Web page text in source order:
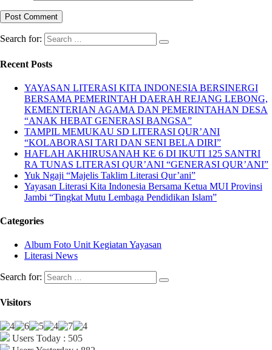
Search for:
Recent Posts
YAYASAN LITERASI KITA INDONESIA BERSINERGI
BERSAMA PEMERINTAH DAERAH REJANG LEBONG,
KEMENTERIAN AGAMA DAN PEMERINTAHAN DESA
“ANAK HEBAT GENERASI BANGSA”
TAMPIL MEMUKAU SD LITERASI QUR’ANI
“KOLABORASI TARI DAN SENI BELA DIRI”
HAFLAH AKHIRUSANAH KE 6 DI IKUTI 125 SANTRI
RA TUNAS LITERASI QUR’ANI “GENERASI QUR’ANI”
Yuk Ngaji “Majelis Taklim Literasi Qur’ani”
Yayasan Literasi Kita Indonesia Bersama Ketua MUI Provinsi
Jambi “Tingkat Mutu Lembaga Pendidikan Islam”
Categories
Album Foto Unit Kegiatan Yayasan
Literasi News
Search for:
Visitors
Users Today : 505